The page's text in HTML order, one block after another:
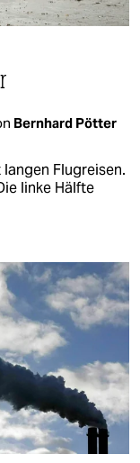
Bernhard Pötter
Flugreisen.
linke Hälfte